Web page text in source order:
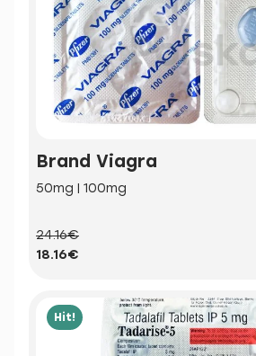
Brand Viagra
50mg | 100mg
24.16€
18.16€
Hit!